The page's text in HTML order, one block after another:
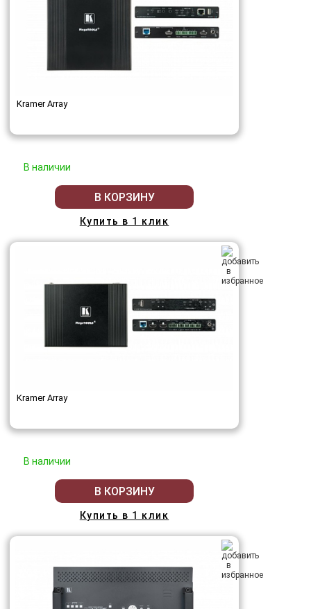
Kramer Array
В наличии
В КОРЗИНУ
Купить в 1 клик
Kramer Array
В наличии
В КОРЗИНУ
Купить в 1 клик